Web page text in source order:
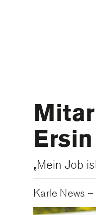
„Mein Job
Karle News